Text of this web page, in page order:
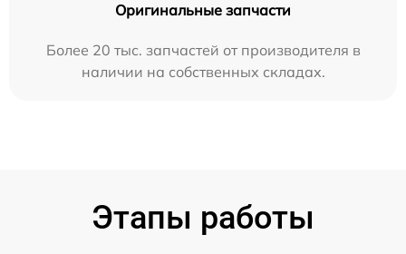
Оригинальные запчасти
Более 20 тыс. запчастей от производителя в
наличии на собственных складах.
Этапы работы